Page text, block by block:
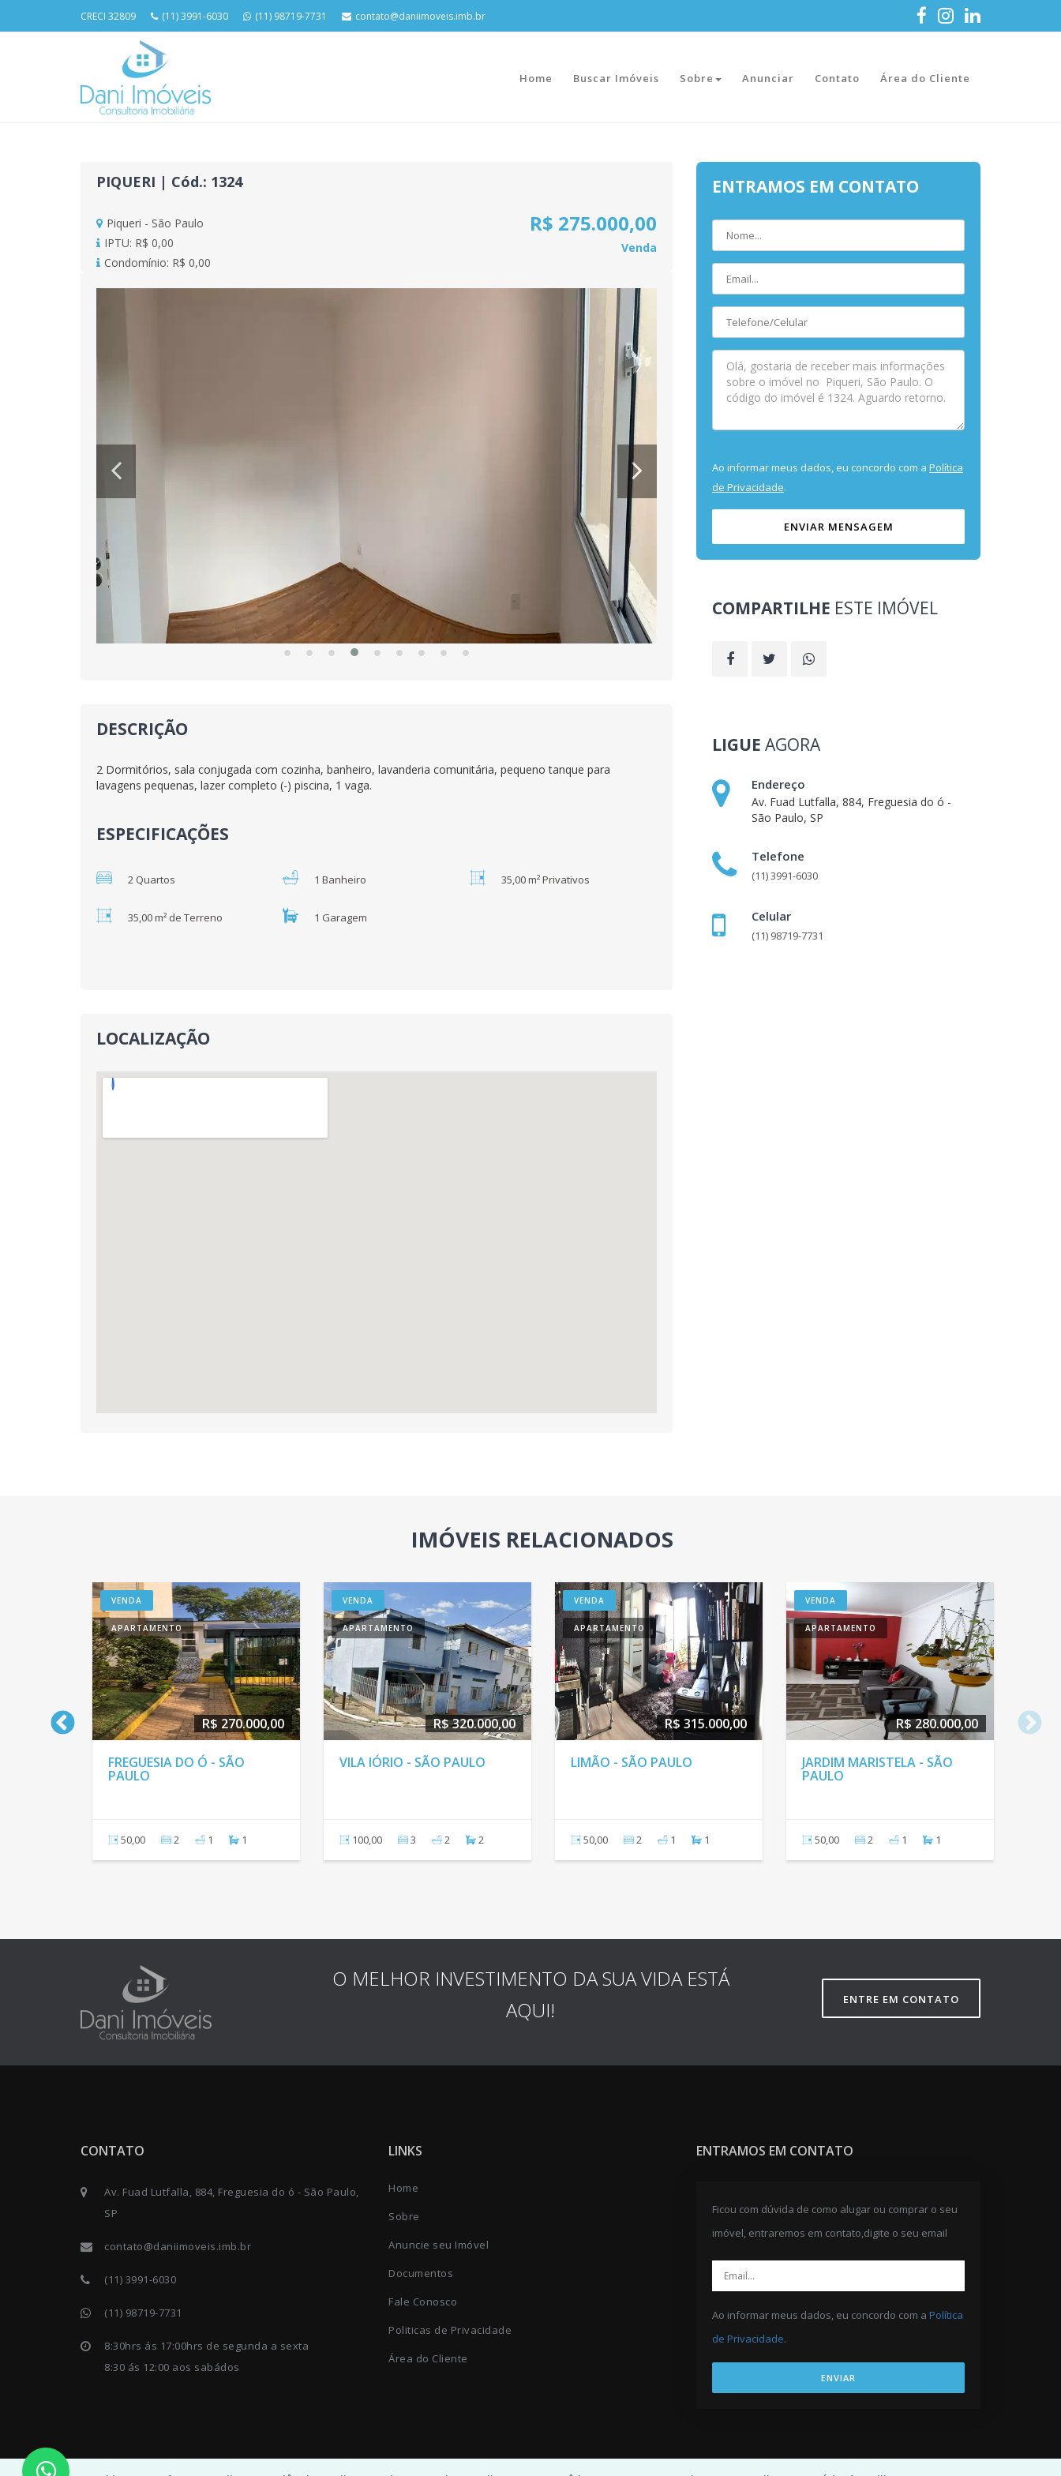
CRECI 32809 (11) 3991-6030 (11) 98719-7731 contato@daniimoveis.imb.br
Home Buscar Imóveis Sobre Anunciar Contato Área do Cliente
PIQUERI | Cód.: 1324
Piqueri - São Paulo
IPTU: R$ 0,00
Condomínio: R$ 0,00
R$ 275.000,00
Venda
DESCRIÇÃO
2 Dormitórios, sala conjugada com cozinha, banheiro, lavanderia comunitária, pequeno tanque para
lavagens pequenas, lazer completo (-) piscina, 1 vaga.
ESPECIFICAÇÕES
2 Quartos 1 Banheiro 35,00 m² Privativos
35,00 m² de Terreno 1 Garagem
LOCALIZAÇÃO
ENTRAMOS EM CONTATO
Ao informar meus dados, eu concordo com a Política
de Privacidade.
ENVIAR MENSAGEM
COMPARTILHE ESTE IMÓVEL
LIGUE AGORA
Endereço
Av. Fuad Lutfalla, 884, Freguesia do ó -
São Paulo, SP
Telefone
(11) 3991-6030
Celular
(11) 98719-7731
IMÓVEIS RELACIONADOS
VENDA
APARTAMENTO
R$ 270.000,00
FREGUESIA DO Ó - SÃO
PAULO
50,00 2 1 1
VENDA
APARTAMENTO
R$ 320.000,00
VILA IÓRIO - SÃO PAULO
100,00 3 2 2
VENDA
APARTAMENTO
R$ 315.000,00
LIMÃO - SÃO PAULO
50,00 2 1 1
VENDA
APARTAMENTO
R$ 280.000,00
JARDIM MARISTELA - SÃO
PAULO
50,00 2 1 1
O MELHOR INVESTIMENTO DA SUA VIDA ESTÁ
AQUI!
ENTRE EM CONTATO
CONTATO
Av. Fuad Lutfalla, 884, Freguesia do ó - São Paulo,
SP
contato@daniimoveis.imb.br
(11) 3991-6030
(11) 98719-7731
8:30hrs ás 17:00hrs de segunda a sexta
8:30 ás 12:00 aos sabádos
LINKS
Home
Sobre
Anuncie seu Imóvel
Documentos
Fale Conosco
Politicas de Privacidade
Área do Cliente
ENTRAMOS EM CONTATO
Ficou com dúvida de como alugar ou comprar o seu
imóvel, entraremos em contato,digite o seu email
Ao informar meus dados, eu concordo com a Política
de Privacidade.
ENVIAR